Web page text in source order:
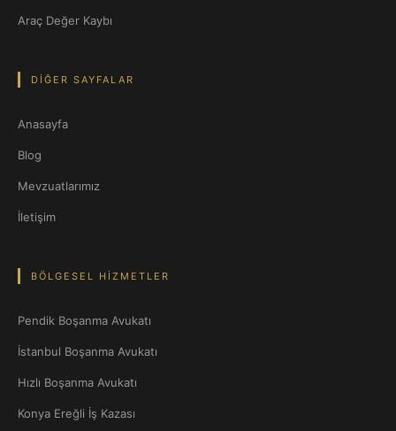
Araç Değer Kaybı
DIĞER SAYFALAR
Anasayfa
Blog
Mevzuatlarımız
İletişim
BÖLGESEL HIZMETLER
Pendik Boşanma Avukatı
İstanbul Boşanma Avukatı
Hızlı Boşanma Avukatı
Konya Ereğli İş Kazası